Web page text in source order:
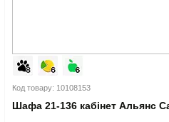
Код товару: 10108153
Шафа 21-136 кабінет Альянс